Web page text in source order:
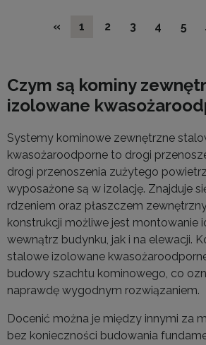
« 1 2 3 4 5
Czym są kominy
izolowane
Systemy kominowe zewnętrzne
kwasożaroodporne to drogi
drogi przenoszenia zużytego
wyposażone są w izolację. Znajduje
rdzeniem oraz płaszczem
konstrukcji możliwe jest montowanie
wewnątrz budynku, jak i na elewacji.
stalowe izolowane
budowy szachtu kominowego, co
naprawdę wygodnym rozwiązaniem.
Docenić można je między innymi za
bez konieczności budowania